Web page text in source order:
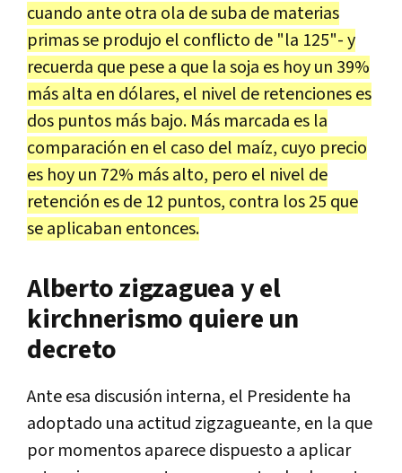
cuando ante otra ola de suba de materias
primas se produjo el conflicto de "la 125"- y
recuerda que pese a que la soja es hoy un 39%
más alta en dólares, el nivel de retenciones es
dos puntos más bajo. Más marcada es la
comparación en el caso del maíz, cuyo precio
es hoy un 72% más alto, pero el nivel de
retención es de 12 puntos, contra los 25 que
se aplicaban entonces.
Alberto zigzaguea y el
kirchnerismo quiere un
decreto
Ante esa discusión interna, el Presidente ha
adoptado una actitud zigzagueante, en la que
por momentos aparece dispuesto a aplicar